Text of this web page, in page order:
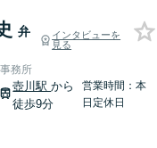
弁
インタビューを
見る
務所
壺川駅から
徒歩9分
営業時間：本
日定休日